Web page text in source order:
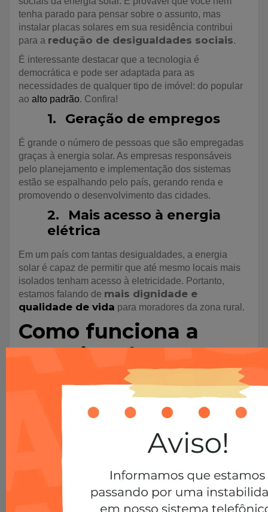
tenha parado para pensar sobre o assunto, mas
instalar placas solares em sua residência contribui
para a redução de desigualdades sociais.
É interessante destacar que a tecnologia é
democrática e pode ser adaptada para as
necessidades de qualquer tipo de imóvel: do popular
ao alto padrão. Confira!
1. Geração de empregos
É grande o número de pessoas que são empregadas
graças à energia solar. As empresas responsáveis
pelo planejamento e implementação dos sistemas
estão se espalhando pelo país, gerando renda e
promovendo o desenvolvimento das cidades.
2.
Mais acesso à energia
elétrica
Em um país com tantas desigualdades, a energia
solar é capaz de permitir que até mesmo locais mais
isolados tenham acesso à eletricidade. Portanto,
estamos falando de mais dignidade e
qualidade de vida para moradores da zona rural.
Como funciona a
energia solar?
Agora que você já conhece bem as vantagens de
instalar energia solar em seu imóvel, é interessante
falarmos um pouco sobre como funciona esse modelo
em energia?
Embora o processo seja fruto de muita tecnologia e
inovação, não é difícil de entender. Em resumo, as
placas fotovoltaicas instaladas no telhado do imóvel
captam a luz solar e produzem energia.